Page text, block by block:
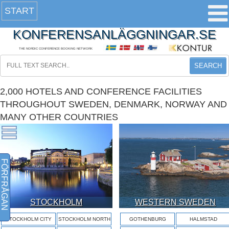
START
KONFERENSANLÄGGNINGAR.SE
THE NORDIC CONFERENCE BOOKING NETWORK
SEARCH
2,000 HOTELS AND CONFERENCE FACILITIES
THROUGHOUT SWEDEN, DENMARK, NORWAY AND
MANY OTHER COUNTRIES
STOCKHOLM
STOCKHOLM CITY STOCKHOLM NORTH
WESTERN SWEDEN
GOTHENBURG HALMSTAD
FÖRFRÅGAN